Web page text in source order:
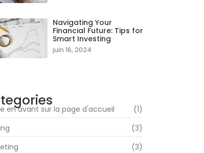
Navigating Your
Financial Future: Tips for
Smart Investing
juin 16, 2024
en avant sur la page d'accueil
(1)
(3)
(3)